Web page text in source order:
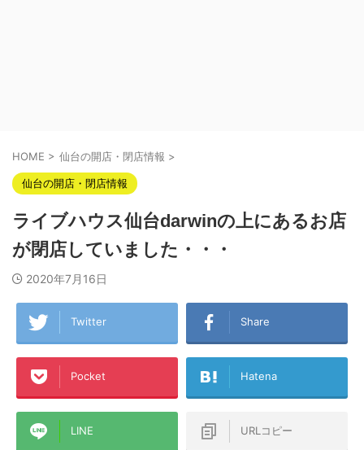
HOME > 仙台の開店・閉店情報 >
仙台の開店・閉店情報
ライブハウス仙台darwinの上にあるお店
が閉店していました・・・
2020年7月16日
Twitter Share
Pocket Hatena
LINE URLコピー